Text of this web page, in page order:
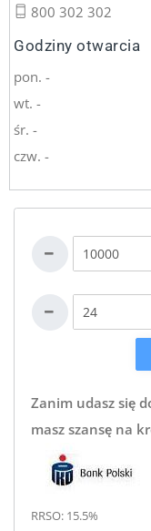
800 302 302
Godziny otwarcia
pon. -
wt. -
śr. -
czw. -
Zanim udasz się
masz szansę na
RRSO: 15.5%